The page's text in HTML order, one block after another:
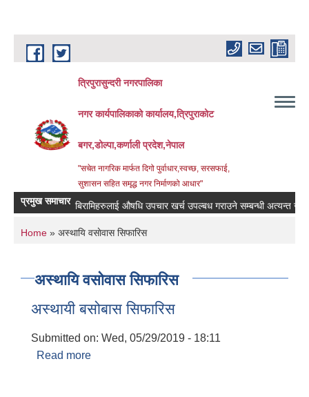
Skip to main content
त्रिपुरासुन्दरी नगरपालिका
नगर कार्यपालिकाको कार्यालय,त्रिपुराकोट
बगर,डोल्पा,कर्णाली प्रदेश,नेपाल
"सचेत नागरिक मार्फत दिगो पुर्वाधार,स्वच्छ, सरसफाई,
सुशासन सहित समृद्ध नगर निर्माणको आधार"
प्रमुख समाचारबिरामिहरुलाई ‍‌औषधि उपचार खर्च उपल्बध गराउने सम्बन्धी अत्यन्त जरुरी
You are here
Home » अस्थायि वसाेवास सिफारिस
अस्थायि वसाेवास सिफारिस
अस्थायी बसोबास सिफारिस
Submitted on: Wed, 05/29/2019 - 18:11
Read more